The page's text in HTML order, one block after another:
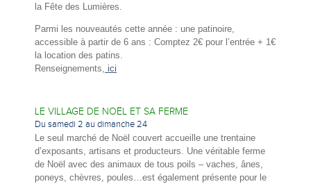
la Fête des Lumières.
Parmi les nouveautés cette année : une patinoire,
accessible à partir de 6 ans : Comptez 2€ pour l’entrée + 1€
la location des patins.
Renseignements, ici
LE VILLAGE DE NOËL ET SA FERME
Du samedi 2 au dimanche 24
Le seul marché de Noël couvert accueille une trentaine
d’exposants, artisans et producteurs. Une véritable ferme
de Noël avec des animaux de tous poils – vaches, ânes,
poneys, chèvres, poules…est également présente pour le